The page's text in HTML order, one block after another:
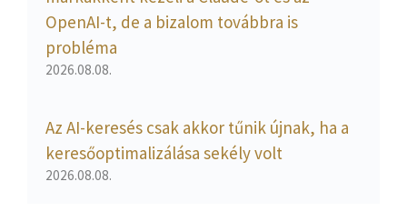
OpenAI-t, de a bizalom továbbra is
probléma
2026.08.08.
Az AI-keresés csak akkor tűnik újnak, ha a
keresőoptimalizálása sekély volt
2026.08.08.